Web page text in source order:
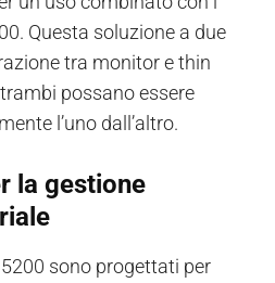
Questa soluzione a due
tra monitor e thin
possano essere
l’uno dall’altro.
la gestione
sono progettati per